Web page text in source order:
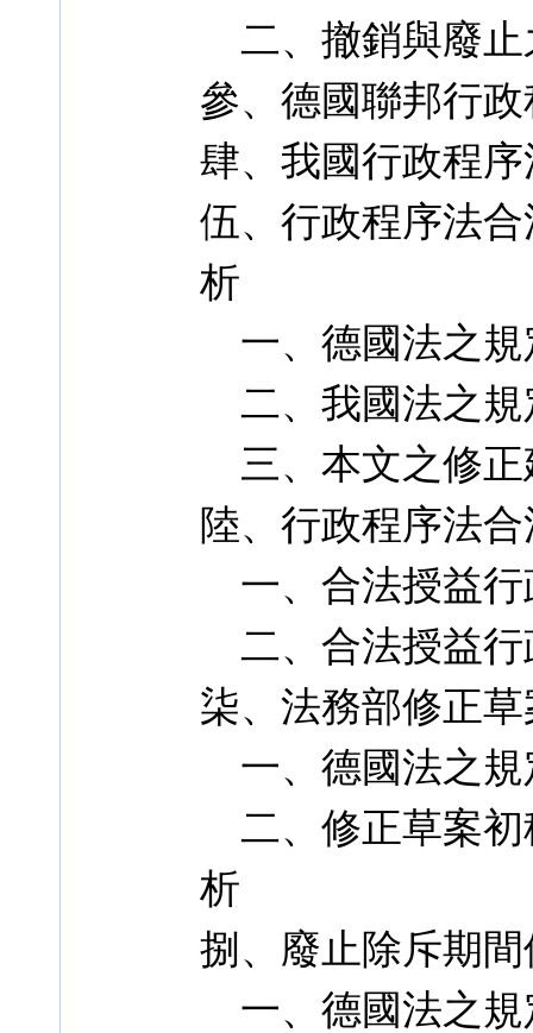
二、撤銷與廢止
參、德國聯邦行
肆、我國行政程
伍、行政程序法
析
一、德國法之規
二、我國法之規
三、本文之修正
陸、行政程序法
一、合法授益行
二、合法授益行
柒、法務部修正
一、德國法之規
二、修正草案初
析
捌、廢止除斥期
一、德國法之規